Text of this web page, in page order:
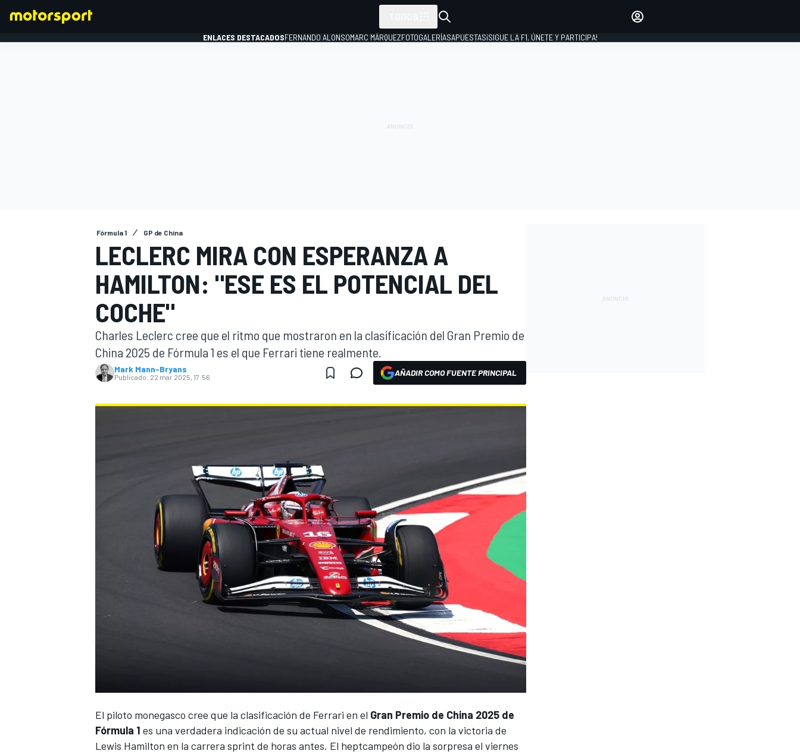
FÓRMULA E
ENLACES DESTACADOSFERNANDO ALONSOMARC MÁRQUEZFOTOGALERÍASAPUESTAS¡SIGUE LA F1, ÚNETE Y PARTICIPA!
Fórmula 1 GP de China
LECLERC MIRA CON ESPERANZA A
HAMILTON: "ESE ES EL POTENCIAL DEL
COCHE"
Charles Leclerc cree que el ritmo que mostraron en la clasificación del Gran Premio de
China 2025 de Fórmula 1 es el que Ferrari tiene realmente.
Mark Mann-Bryans
Publicado: 22 mar 2025, 17:56 AÑADIR COMO FUENTE PRINCIPAL
El piloto monegasco cree que la clasificación de Ferrari en el Gran Premio de China 2025 de
Fórmula 1 es una verdadera indicación de su actual nivel de rendimiento, con la victoria de
Lewis Hamilton en la carrera sprint de horas antes. El heptcampeón dio la sorpresa el viernes